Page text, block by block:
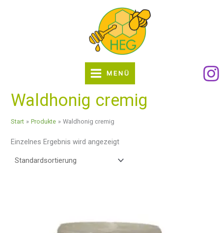
MENÜ
Waldhonig cremig
Start Produkte Waldhonig cremig
Einzelnes Ergebnis wird angezeigt